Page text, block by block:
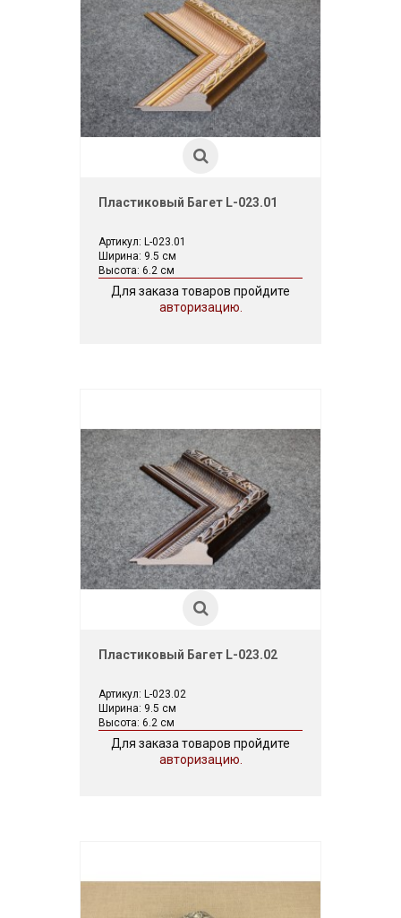
Пластиковый Багет L-023.01
Артикул: L-023.01
Ширина: 9.5 см
Высота: 6.2 см
Для заказа товаров пройдите
авторизацию.
Пластиковый Багет L-023.02
Артикул: L-023.02
Ширина: 9.5 см
Высота: 6.2 см
Для заказа товаров пройдите
авторизацию.